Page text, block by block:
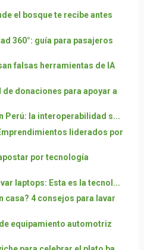
el bosque te recibe antes
360°: guía para pasajeros
falsas herramientas de IA
de donaciones para apoyar a
Perú: la interoperabilidad s...
liderados por
por tecnología
laptops: Esta es la tecnol...
casa? 4 consejos para lavar
equipamiento automotriz